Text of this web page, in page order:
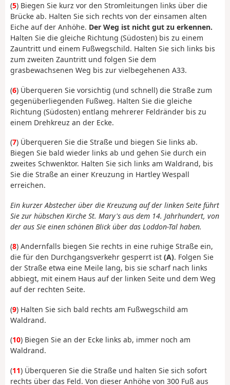
(5) Biegen Sie kurz vor den Stromleitungen links über die
Brücke ab. Halten Sie sich rechts von der einsamen alten
Eiche auf der Anhöhe. Der Weg ist nicht gut zu erkennen.
Halten Sie die gleiche Richtung (Südosten) bis zu einem
Zauntritt und einem Fußwegschild. Halten Sie sich links bis
zum zweiten Zauntritt und folgen Sie dem
grasbewachsenen Weg bis zur vielbegehenen A33.
(6) Überqueren Sie vorsichtig (und schnell) die Straße zum
gegenüberliegenden Fußweg. Halten Sie die gleiche
Richtung (Südosten) entlang mehrerer Feldränder bis zu
einem Drehkreuz an der Ecke.
(7) Überqueren Sie die Straße und biegen Sie links ab.
Biegen Sie bald wieder links ab und gehen Sie durch ein
zweites Schwenktor. Halten Sie sich links am Waldrand, bis
Sie die Straße an einer Kreuzung in Hartley Wespall
erreichen.
Ein kurzer Abstecher über die Kreuzung auf der linken Seite führt
Sie zur hübschen Kirche St. Mary's aus dem 14. Jahrhundert, von
der aus Sie einen schönen Blick über das Loddon-Tal haben.
(8) Andernfalls biegen Sie rechts in eine ruhige Straße ein,
die für den Durchgangsverkehr gesperrt ist (A). Folgen Sie
der Straße etwa eine Meile lang, bis sie scharf nach links
abbiegt, mit einem Haus auf der linken Seite und dem Weg
auf der rechten Seite.
(9) Halten Sie sich bald rechts am Fußwegschild am
Waldrand.
(10) Biegen Sie an der Ecke links ab, immer noch am
Waldrand.
(11) Überqueren Sie die Straße und halten Sie sich sofort
rechts über das Feld. Von dieser Anhöhe von 300 Fuß aus